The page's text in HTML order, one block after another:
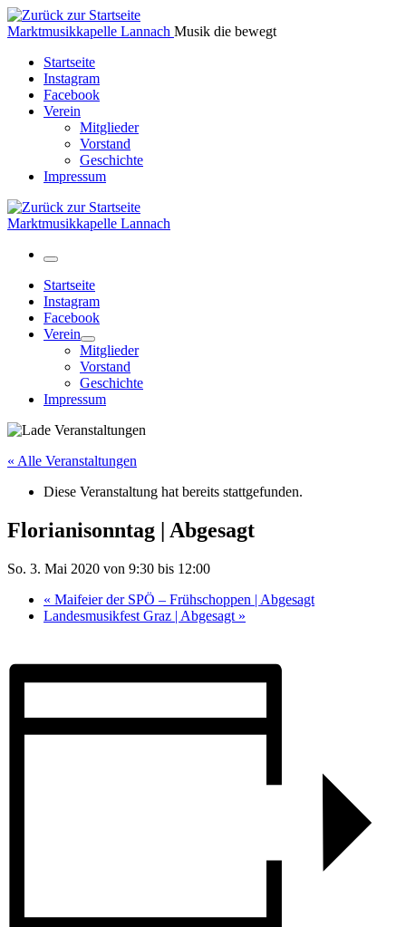
Zum
Inhalt
Marktmusikkapelle Lannach Musik die bewegt
Startseite
Instagram
Facebook
Verein
Mitglieder
Vorstand
Geschichte
Impressum
Marktmusikkapelle Lannach
Menü
Startseite
Instagram
Facebook
Verein
Mitglieder
Vorstand
Geschichte
Impressum
« Alle Veranstaltungen
Diese Veranstaltung hat bereits stattgefunden.
Florianisonntag | Abgesagt
So. 3. Mai 2020 von 9:30 bis 12:00
« Maifeier der SPÖ – Frühschoppen | Abgesagt
Landesmusikfest Graz | Abgesagt »